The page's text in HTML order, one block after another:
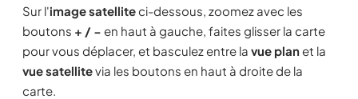
Sur l'image satelliteci-dessous, zoomez avec les
boutons + / − en haut à gauche, faites glisser la carte
pour vous déplacer, et basculez entre la vue planet la
vue satellitevia les boutons en haut à droite de la
carte.